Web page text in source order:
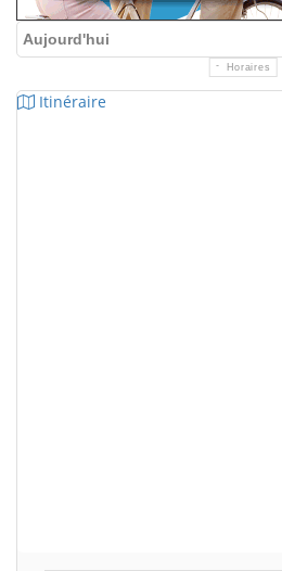
Aujourd'hui
Horaires
Itinéraire